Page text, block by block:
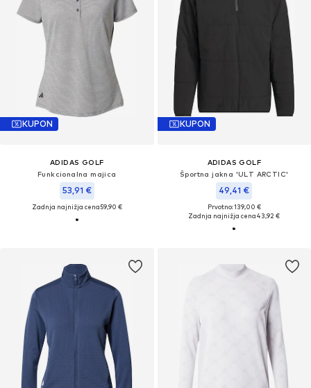
KUPON
ADIDAS GOLF
Funkcionalna majica
53,91 €
Zadnja najnižja cena59,90 €
KUPON
ADIDAS GOLF
Športna jakna 'ULT ARCTIC'
49,41 €
Prvotno: 139,00 €
Zadnja najnižja cena43,92 €